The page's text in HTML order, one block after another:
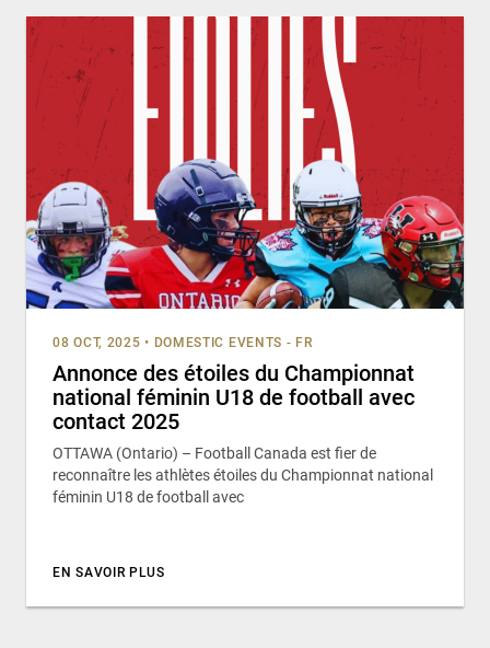
08 OCT, 2025 • DOMESTIC EVENTS - FR
Annonce des étoiles du Championnat
national féminin U18 de football avec
contact 2025
OTTAWA (Ontario) – Football Canada est fier de
reconnaître les athlètes étoiles du Championnat national
féminin U18 de football avec
EN SAVOIR PLUS